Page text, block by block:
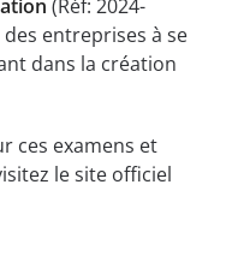
(Réf: 2024-
des entreprises à se
dans la création
ces examens et
le site officiel